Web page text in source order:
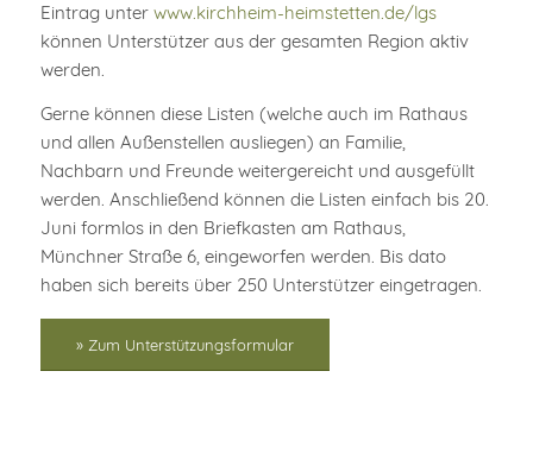
Eintrag unter www.kirchheim-heimstetten.de/lgs
können Unterstützer aus der gesamten Region aktiv
werden.
Gerne können diese Listen (welche auch im Rathaus
und allen Außenstellen ausliegen) an Familie,
Nachbarn und Freunde weitergereicht und ausgefüllt
werden. Anschließend können die Listen einfach bis 20.
Juni formlos in den Briefkasten am Rathaus,
Münchner Straße 6, eingeworfen werden. Bis dato
haben sich bereits über 250 Unterstützer eingetragen.
» Zum Unterstützungsformular